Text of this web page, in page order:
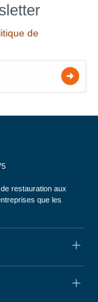
de
restauration aux
que les